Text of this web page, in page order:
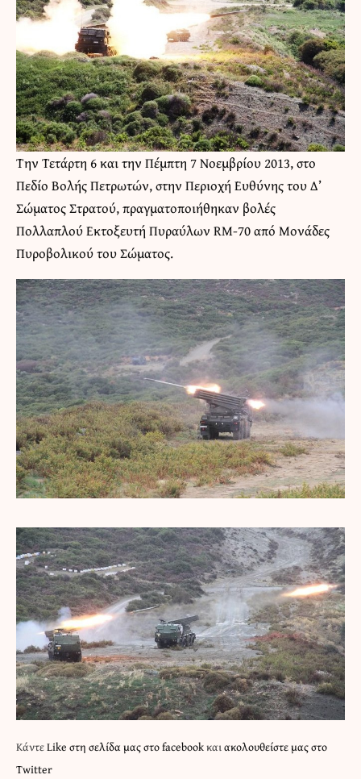
Την Τετάρτη 6 και την Πέμπτη 7 Νοεμβρίου 2013, στο
Πεδίο Βολής Πετρωτών, στην Περιοχή Ευθύνης του Δ’
Σώματος Στρατού, πραγματοποιήθηκαν βολές
Πολλαπλού Εκτοξευτή Πυραύλων RM-70 από Μονάδες
Πυροβολικού του Σώματος.
ΚάντεLike στη σελίδα μας στο facebookκαιακολουθείστε μας στο
Twitter